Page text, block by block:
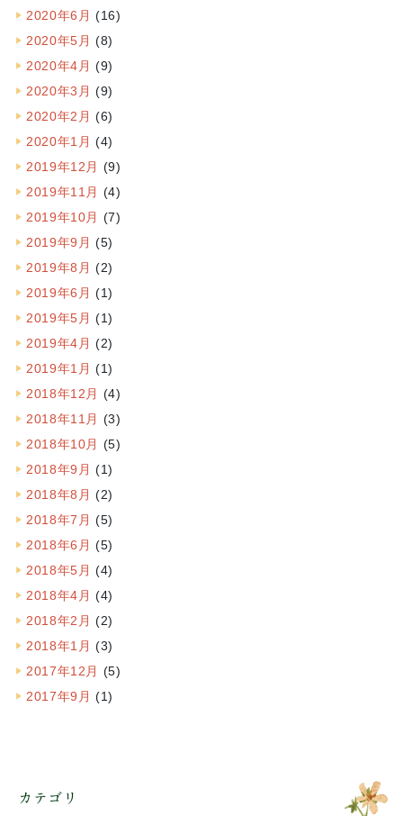
2020年6月 (16)
2020年5月 (8)
2020年4月 (9)
2020年3月 (9)
2020年2月 (6)
2020年1月 (4)
2019年12月 (9)
2019年11月 (4)
2019年10月 (7)
2019年9月 (5)
2019年8月 (2)
2019年6月 (1)
2019年5月 (1)
2019年4月 (2)
2019年1月 (1)
2018年12月 (4)
2018年11月 (3)
2018年10月 (5)
2018年9月 (1)
2018年8月 (2)
2018年7月 (5)
2018年6月 (5)
2018年5月 (4)
2018年4月 (4)
2018年2月 (2)
2018年1月 (3)
2017年12月 (5)
2017年9月 (1)
カテゴリ